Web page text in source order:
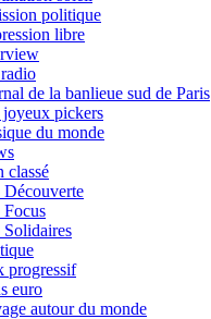
politique
libre
de la banlieue sud de Paris
joyeux pickers
du monde
classé
Découverte
Solidaires
progressif
euro
autour du monde